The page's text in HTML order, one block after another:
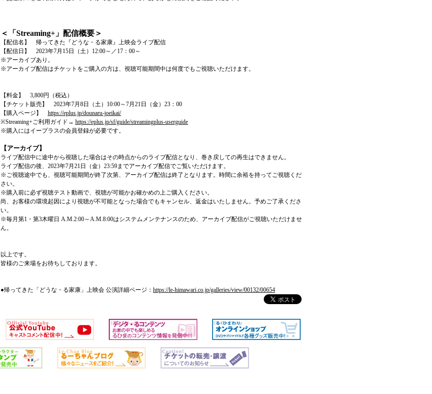
＜「Streaming+」配信概要＞
【配信名】 帰ってきた『どうな・る家康』上映会ライブ配信
【配信日】 2023年7月15日（土）12:00～／17：00～
※アーカイブあり。
※アーカイブ配信はチケットをご購入の方は、視聴可能期間中は何度でもご視聴いただけます。
【料金】 3,800円（税込）
【チケット販売】 2023年7月8日（土）10:00～7月21日（金）23：00
【購入ページ】 https://eplus.jp/dounaru-joeikai/
※Streaming+ご利用ガイド→ https://eplus.jp/sf/guide/streamingplus-userguide
※購入にはイープラスの会員登録が必要です。
【アーカイブ】
ライブ配信中に途中から視聴した場合はその時点からのライブ配信となり、巻き戻しての再生はできません。
ライブ配信の後、2023年7月21日（金）23:59までアーカイブ配信でご覧いただけます。
※ご視聴途中でも、視聴可能期間が終了次第、アーカイブ配信は終了となります。時間に余裕を持ってご視聴くだ
さい。
※購入前に必ず視聴テスト動画で、視聴が可能かお確かめの上ご購入ください。
尚、お客様の環境起因により視聴が不可能となった場合でもキャンセル、返金はいたしません。予めご了承くださ
い。
※毎月第1・第3木曜日 A.M.2:00～A.M.8:00はシステムメンテナンスのため、アーカイブ配信がご視聴いただけませ
ん。
以上です。
皆様のご来場をお待ちしております。
●帰ってきた「どうな・る家康」上映会 公演詳細ページ： https://le-himawari.co.jp/galleries/view/00132/00654